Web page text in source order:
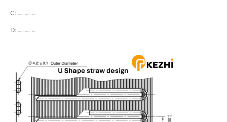
C: …………….
D: …………….